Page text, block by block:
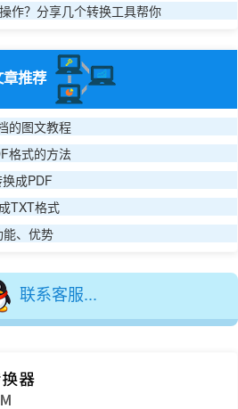
作？分享几个转换工具帮你
推荐
的图文教程
格式的方法
成PDF
TXT格式
、优势
联系客服...